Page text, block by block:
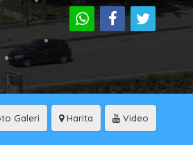
Galeri Harita Video